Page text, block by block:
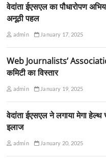
वेदांता ईएसएल का पौधारोपण
अनूठी पहल
admin January 17, 2025
Web Journalists’
कमिटी का विस्तार
admin January 19, 2025
वेदांता ईएसएल ने लगाया मेगा
इलाज
admin January 20, 2025